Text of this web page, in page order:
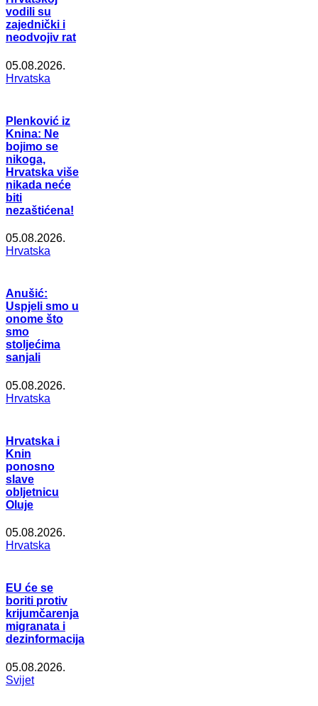
vodili su
zajednički i
neodvojiv rat
05.08.2026.
Hrvatska
Plenković iz
Knina: Ne
bojimo se
nikoga,
Hrvatska više
nikada neće
biti
nezaštićena!
05.08.2026.
Hrvatska
Anušić:
Uspjeli smo u
onome što
smo
stoljećima
sanjali
05.08.2026.
Hrvatska
Hrvatska i
Knin
ponosno
slave
obljetnicu
Oluje
05.08.2026.
Hrvatska
EU će se
boriti protiv
krijumčarenja
migranata i
dezinformacija
05.08.2026.
Svijet